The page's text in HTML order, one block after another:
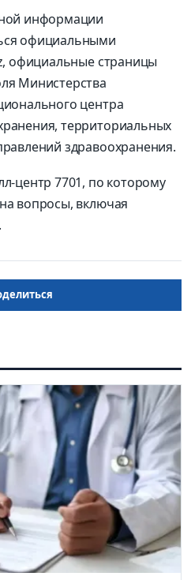
информации
официальными
официальные страницы
Министерства
центра
территориальных
здравоохранения.
центр 7701, по которому
вопросы, включая